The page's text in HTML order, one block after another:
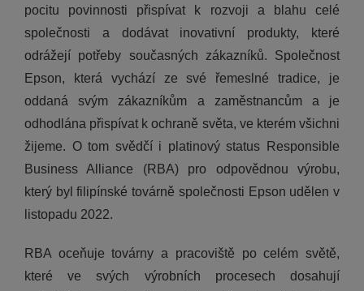
pocitu povinnosti přispívat k rozvoji a blahu celé
společnosti a dodávat inovativní produkty, které
odrážejí potřeby současných zákazníků. Společnost
Epson, která vychází ze své řemeslné tradice, je
oddaná svým zákazníkům a zaměstnancům a je
odhodlána přispívat k ochraně světa, ve kterém všichni
žijeme. O tom svědčí i platinový status Responsible
Business Alliance (RBA) pro odpovědnou výrobu,
který byl filipínské továrně společnosti Epson udělen v
listopadu 2022.
RBA oceňuje továrny a pracoviště po celém světě,
které ve svých výrobních procesech dosahují